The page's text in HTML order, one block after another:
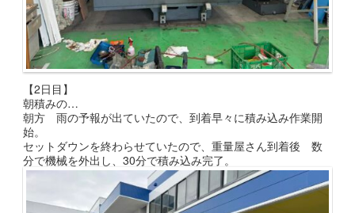
【2日目】
朝積みの…
朝方 雨の予報が出ていたので、到着早々に積み込み作業開
始。
セットダウンを終わらせていたので、重量屋さん到着後 数
分で機械を外出し、30分で積み込み完了。